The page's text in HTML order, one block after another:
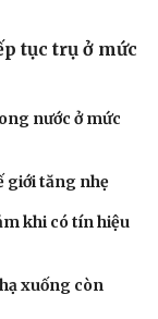
tục trụ ở mức